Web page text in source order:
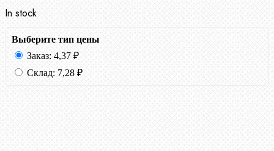
In stock
Выберите тип цены
Заказ: 4,37 ₽
Склад: 7,28 ₽